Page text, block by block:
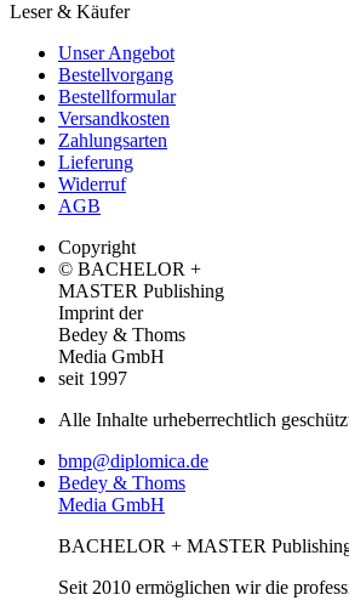
Leser & Käufer
Unser Angebot
Bestellvorgang
Bestellformular
Versandkosten
Zahlungsarten
Lieferung
Widerruf
AGB
Copyright
© BACHELOR +
MASTER Publishing
Imprint der
Bedey & Thoms
Media GmbH
seit 1997
Alle Inhalte urheberrechtlich
bmp@diplomica.de
Bedey & Thoms
Media GmbH
BACHELOR + MASTER Publishing
Seit 2010 ermöglichen wir die